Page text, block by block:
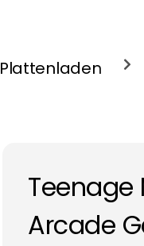
Plattenladen
Teenage
Arcade